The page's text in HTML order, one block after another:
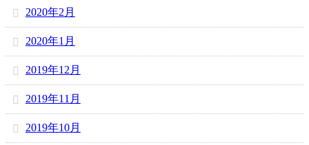
2020年2月
2020年1月
2019年12月
2019年11月
2019年10月